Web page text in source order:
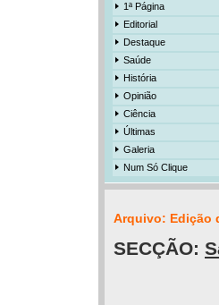
1ª Página
Editorial
Destaque
Saúde
História
Opinião
Ciência
Últimas
Galeria
Num Só Clique
Arquivo: Edição
SECÇÃO: